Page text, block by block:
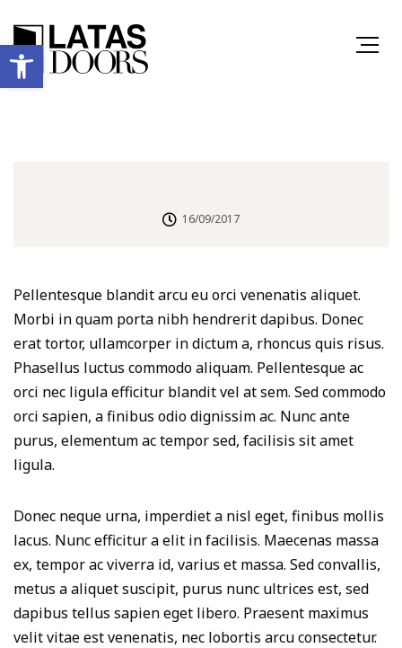
Ανοίξτε τη γραμμή εργαλείων
16/09/2017
Pellentesque blandit arcu eu orci venenatis aliquet.
Morbi in quam porta nibh hendrerit dapibus. Donec
erat tortor, ullamcorper in dictum a, rhoncus quis risus.
Phasellus luctus commodo aliquam. Pellentesque ac
orci nec ligula efficitur blandit vel at sem. Sed commodo
orci sapien, a finibus odio dignissim ac. Nunc ante
purus, elementum ac tempor sed, facilisis sit amet
ligula.
Donec neque urna, imperdiet a nisl eget, finibus mollis
lacus. Nunc efficitur a elit in facilisis. Maecenas massa
ex, tempor ac viverra id, varius et massa. Sed convallis,
metus a aliquet suscipit, purus nunc ultrices est, sed
dapibus tellus sapien eget libero. Praesent maximus
velit vitae est venenatis, nec lobortis arcu consectetur.